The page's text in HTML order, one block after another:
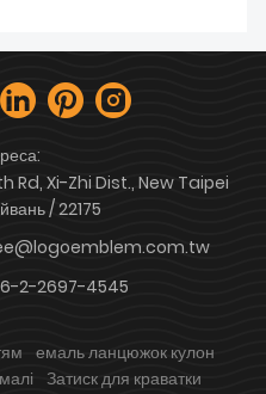
Rd, Xi-Zhi Dist., New Taipei
/ 22175
2-2697-4545
емаль ланцюжок кулон
Затиск для краватки